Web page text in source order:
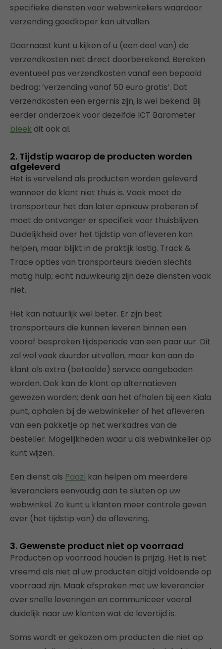
specifieke diensten voor webwinkeliers waardoor
verzending goedkoper kan uitvallen.
Daarnaast kunt u kijken of u (een deel van) de
verzendkosten niet direct doorberekend. Bereken
eventueel pas verzendkosten vanaf een bepaald
bedrag; ‘verzending vanaf 50 euro gratis’. Dat
verzendkosten een ergernis zijn, is wel bekend. Bij
eerder onderzoek voor dezelfde ICT Barometer
bleek dit ook al.
2. Tijdstip waarop de producten worden
afgeleverd
Het is vervelend als producten worden geleverd
wanneer de klant niet thuis is. Vaak moet de
transporteur het dan later opnieuw proberen of
moet de ontvanger er specifiek voor thuisblijven.
Duidelijkheid over het tijdstip van afleveren kan
helpen, maar blijkt in de praktijk lastig. Track &
Trace opties van transporteurs bieden slechts
matig hulp; echt nauwkeurig zijn deze diensten vaak
niet.
Het kan natuurlijk wel beter. Er zijn best
transporteurs die kunnen leveren binnen een
vooraf besproken tijdsperiode van een paar uur. Dit
zal wel vaak duurder uitvallen, maar kan aan de
klant als extra (betaalde) service aangeboden
worden. Ook kan de klant op alternatieven
gewezen worden; denk aan het afhalen bij een Kiala
punt, ophalen bij de webwinkelier of het afleveren
van een pakketje op het werkadres van de
besteller. Mogelijkheden waar u als webwinkelier op
kunt wijzen.
Een dienst als Paazl kan helpen om meerdere
leveranciers eenvoudig aan te sluiten op uw
webwinkel. Zo kunt u klanten meer controle geven
over (het tijdstip van) de aflevering.
3. Gewenste product niet op voorraad
Producten op voorraad houden is prijzig. Het is niet
vreemd als niet al uw producten altijd voldoende op
voorraad zijn. Maak afspraken met uw leverancier
over snelle leveringen en communiceer vooral
duidelijk naar uw klanten wat de levertijd is.
Soms wordt er gekozen om producten die niet op